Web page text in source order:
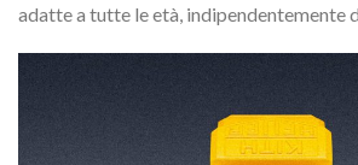
adatte a tutte le età, indipendentemente